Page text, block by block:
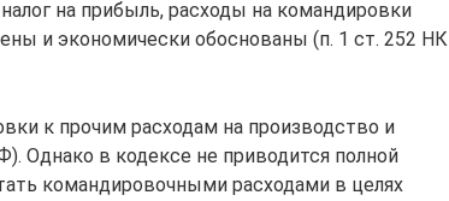
на прибыль, расходы на командировки
и экономически обоснованы (п. 1 ст. 252 НК
к прочим расходам на производство и
Однако в кодексе не приводится полной
командировочными расходами в целях